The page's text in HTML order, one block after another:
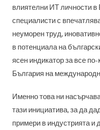
влиятелни ИТ личности
специалисти с
неуморен труд,
в потенциала на
ясен индикатор за все
България на
Именно това ни
тази инициатива, за да
примери в индустрията и